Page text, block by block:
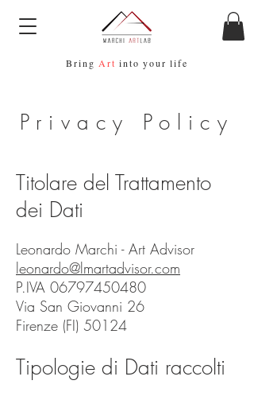
Bring Art into your life
Privacy Policy
Titolare del Trattamento
dei Dati
Leonardo Marchi - Art Advisor
leonardo@lmartadvisor.com
P.IVA 06797450480
Via San Giovanni 26
Firenze (FI) 50124
Tipologie di Dati raccolti